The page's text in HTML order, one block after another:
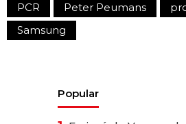
PCR
Peter Peumans
Samsung
Popular